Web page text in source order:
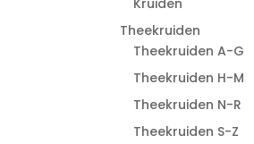
Kruiden
Theekruiden
Theekruiden A-G
Theekruiden H-M
Theekruiden N-R
Theekruiden S-Z